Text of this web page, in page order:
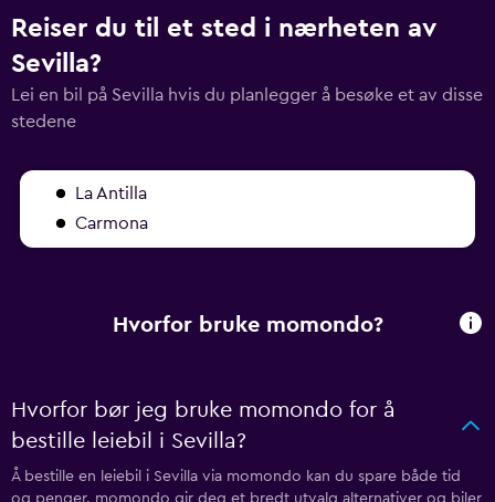
Reiser du til et sted i nærheten av
Sevilla?
Lei en bil på Sevilla hvis du planlegger å besøke et av disse
stedene
La Antilla
Carmona
Hvorfor bruke momondo?
Hvorfor bør jeg bruke momondo for å
bestille leiebil i Sevilla?
Å bestille en leiebil i Sevilla via momondo kan du spare både tid
og penger. momondo gir deg et bredt utvalg alternativer og biler